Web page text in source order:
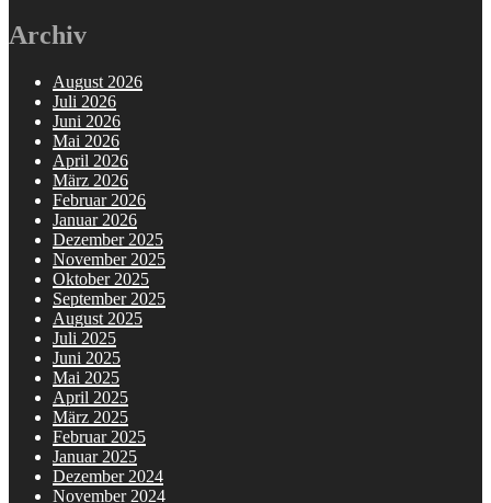
Archiv
August 2026
Juli 2026
Juni 2026
Mai 2026
April 2026
März 2026
Februar 2026
Januar 2026
Dezember 2025
November 2025
Oktober 2025
September 2025
August 2025
Juli 2025
Juni 2025
Mai 2025
April 2025
März 2025
Februar 2025
Januar 2025
Dezember 2024
November 2024